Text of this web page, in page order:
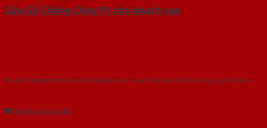
Cửa Gỗ Chống Cháy P1 cho khach san
Với kinh nghiệm nhiêu năm nghiên cứu cửa theo tiêu chuẩn công nghệ Châu
Gửi yêu cầu tư vấn